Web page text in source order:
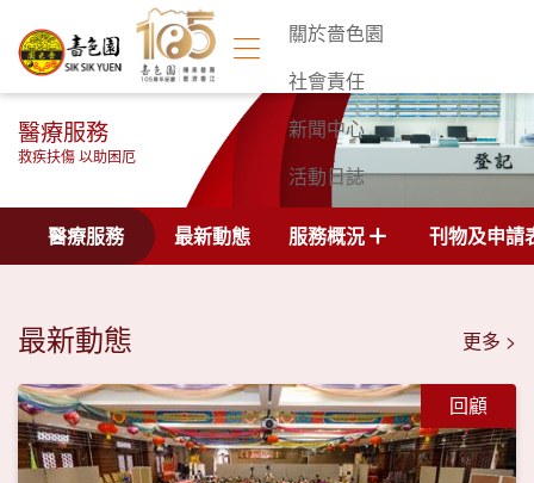
關於嗇色園
社會責任
新聞中心
活動日誌
聯絡我們
醫療服務
救疾扶傷 以助困厄
醫療服務 最新動態 服務概況 刊物及申請
最新動態 更多 >
回顧